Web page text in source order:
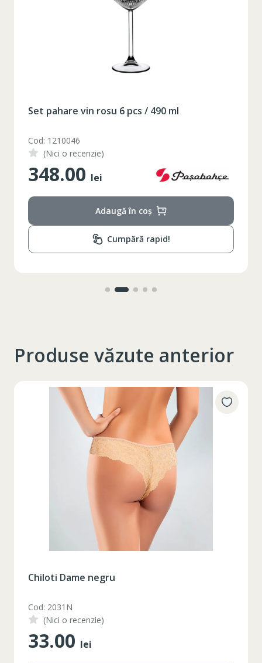
Таблица размеров
M
Inaltime
Circumferinta pieptului 86-96
Circumferinta taliei 74-78
Lungimea piciorului in
Set pahare vin rosu 6 pcs / 490 ml
Cod: 1210046
(Nici o recenzie)
348.00 lei
Adaugă în coș
Cumpără rapid!
Produse văzute anterior
Chiloti Dame negru
Cod: 2031N
(Nici o recenzie)
33.00 lei